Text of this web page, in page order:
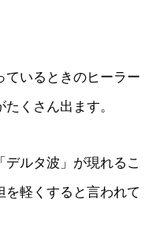
ているときのヒーラー
くさん出ます。
デルタ波」が現れるこ
を軽くすると言われて